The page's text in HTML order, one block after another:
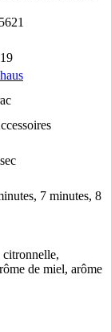
7 minutes, 8
citronnelle,
de miel, arôme